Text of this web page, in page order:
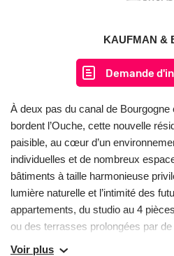
KAUFMAN &
Demande
À deux pas du canal de
bordent l’Ouche, cette nouvelle
paisible, au cœur d’un
individuelles et de nombreux
bâtiments à taille harmonieuse
lumière naturelle et l’intimité des
appartements, du studio au 4
ou des terrasses prolongées par
séparés de haies végétales
Voir plus